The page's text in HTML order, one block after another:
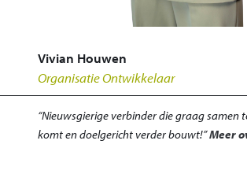
Vivian Houwen
Organisatie Ontwikkelaar
“Nieuwsgierige verbinder die graag samen
komt en doelgericht verder bouwt!”Meer